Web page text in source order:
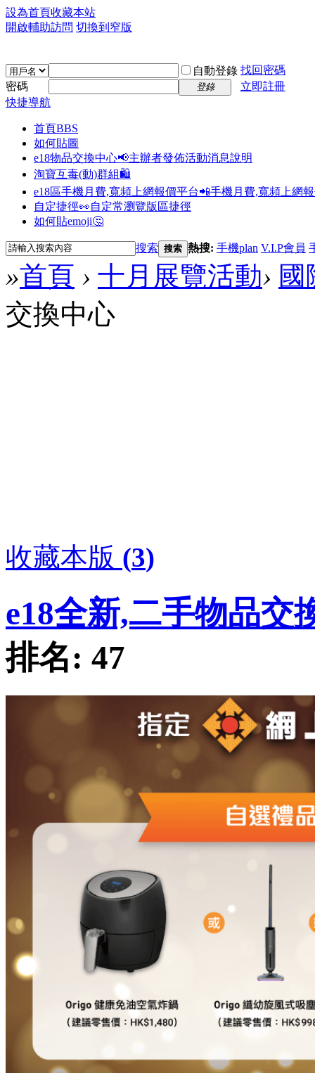
設為首頁收藏本站
開啟輔助訪問 切換到窄版
自動登錄 找回密碼
密碼
登錄
立即註冊
快捷導航
首頁BBS
如何貼圖
e18物品交換中心📢主辦者發佈活動消息說明
淘寶互毒(動)群組🛍️
e18區手機月費,寬頻上網報價平台📲手機月費,寬頻上網
自定捷徑👀自定常瀏覽版區捷徑
如何貼emoji🤔
搜索 搜索 熱搜: 手機plan V.I.P會員
»首頁 › 十月展覽活動› 國
交換中心
收藏本版 (3)
e18全新,二手物品交
排名: 47